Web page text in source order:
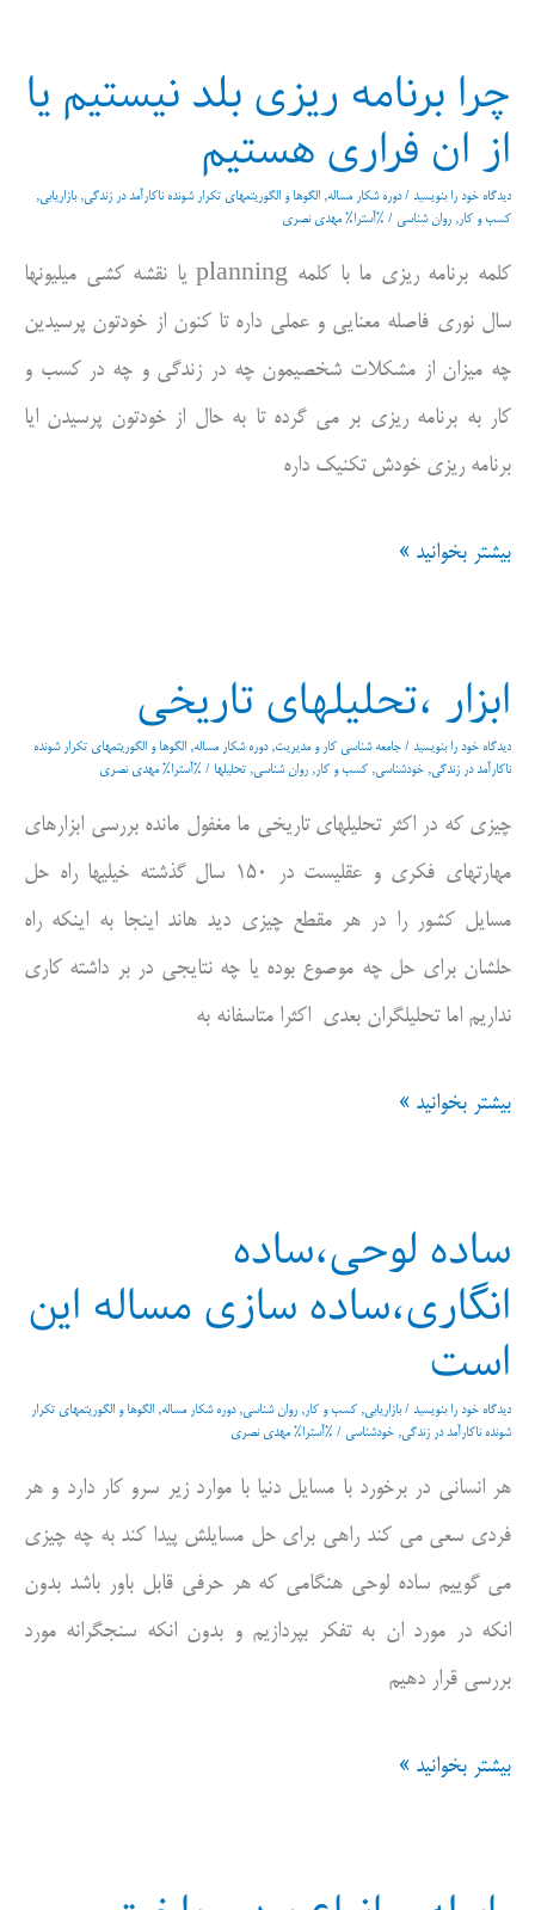
دانیم
چگونه
،نمی
توانیم
یا
نمی
خواهیم
مساله
این
چرا برنامه ریزی بلد نیستیم یا
از ان فراری هستیم
دیدگاه‌ خود را بنویسید /دوره شکار مساله, الگوها و الگوریتمهای تکرار شونده ناکارآمد در زندگی,بازاریابی,
کسب و کار, روان شناسی / %آسترا% مهدی نصری
کلمه برنامه ریزی ما با کلمه planning یا نقشه کشی میلیونها
سال نوری فاصله معنایی و عملی داره تا کنون از خودتون پرسیدین
چه میزان از مشکلات شخصیمون چه در زندگی و چه در کسب و
کار به برنامه ریزی بر می گرده تا به حال از خودتون پرسیدن ایا
برنامه ریزی خودش تکنیک داره
چرا
بلد
نیستیم
از
ان
فراری
هستیم
بیشتر بخوانید »
ابزار ،تحلیلهای تاریخی
دیدگاه‌ خود را بنویسید / جامعه شناسی کار و مدیریت,دوره شکار مساله, الگوها و الگوریتمهای تکرار شونده
ناکارآمد در زندگی, خودشناسی, کسب و کار, روان شناسی, تحلیلها / %آسترا% مهدی نصری
چیزی که در اکثر تحلیلهای تاریخی ما مغفول مانده بررسی ابزارهای
مهارتهای فکری و عقلیست در ۱۵۰ سال گذشته خیلیها راه حل
مسایل کشور را در هر مقطع چیزی دید هاند اینجا به اینکه راه
حلشان برای حل چه موصوع بوده یا چه نتایجی در بر داشته کاری
نداریم اما تحلیلگران بعدی اکثرا متاسفانه به
ابزار
بیشتر بخوانید »
ساده لوحی،ساده
انگاری،ساده سازی مساله این
است
دیدگاه‌ خود را بنویسید /بازاریابی, کسب و کار, روان شناسی,دوره شکار مساله, الگوها و الگوریتمهای تکرار
شونده ناکارآمد در زندگی, خودشناسی / %آسترا% مهدی نصری
هر انسانی در برخورد با مسایل دنیا با موارد زیر سرو کار دارد و هر
فردی سعی می کند راهی برای حل مسایلش پیدا کند به چه چیزی
می گوییم ساده لوحی هنگامی که هر حرفی قابل باور باشد بدون
انکه در مورد ان به تفکر بپردازیم و بدون انکه سنجگرانه مورد
بررسی قرار دهیم
ساده
بیشتر بخوانید »